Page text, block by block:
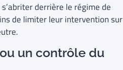
derrière le régime de
de limiter leur intervention sur
un contrôle du